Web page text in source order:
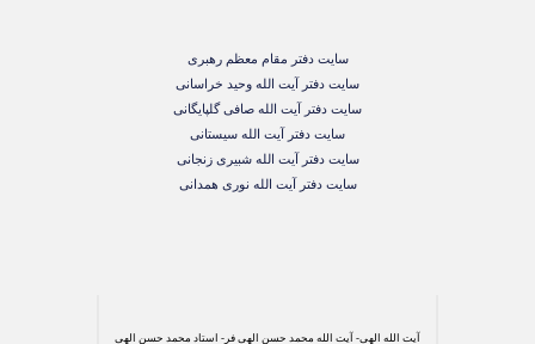
سایت دفتر مقام معظم رهبری
سایت دفتر آیت الله وحید خراسانی
سایت دفتر آیت الله صافی گلپایگانی
سایت دفتر آیت الله سیستانی
سایت دفتر آیت الله شبیری زنجانی
سایت دفتر آیت الله نوری همدانی
آیت الله الهی- آیت الله محمد حسن الهی فر- استاد محمد حسن الهی